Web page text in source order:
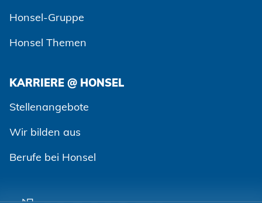
Honsel-Gruppe
Honsel Themen
KARRIERE @ HONSEL
Stellenangebote
Wir bilden aus
Berufe bei Honsel